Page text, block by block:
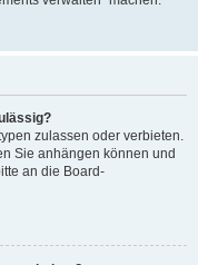
zulassen oder verbieten.
Sie anhängen können und
an die Board-